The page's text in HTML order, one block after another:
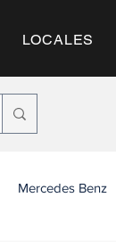
LOCALES
Mercedes Benz